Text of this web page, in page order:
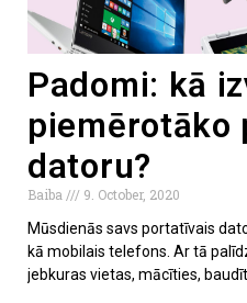
Padomi: kā
piemērotāko
datoru?
Baiba
9. October, 2020
Mūsdienās savs portatīvais
kā mobilais telefons. Ar tā
jebkuras vietas, mācīties,